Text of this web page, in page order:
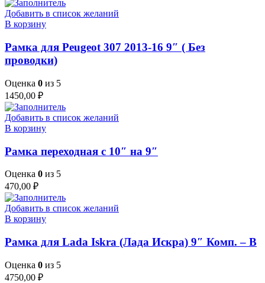
Добавить в список желаний
В корзину
Рамка для Peugeot 307 2013-16 9″ ( Без
проводки)
Оценка 0 из 5
1450,00 ₽
Добавить в список желаний
В корзину
Рамка переходная с 10″ на 9″
Оценка 0 из 5
470,00 ₽
Добавить в список желаний
В корзину
Рамка для Lada Iskra (Лада Искра) 9″ Комп. – B
Оценка 0 из 5
4750,00 ₽